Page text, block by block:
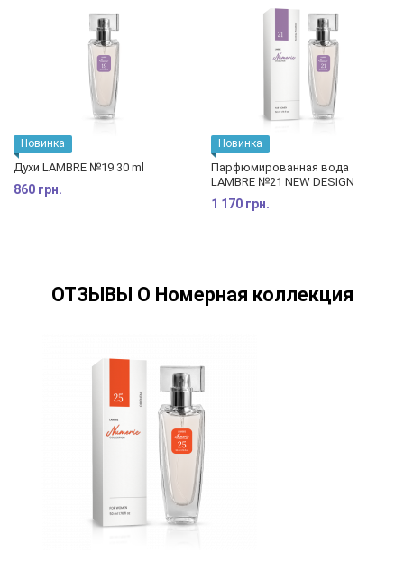
Новинка
Духи LAMBRE №19 30 ml
860 грн.
Новинка
Парфюмированная вода
LAMBRE №21 NEW DESIGN
1 170 грн.
ОТЗЫВЫ О Номерная коллекция